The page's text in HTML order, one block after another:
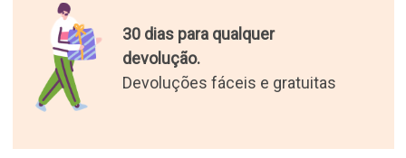
30 dias para qualquer
devolução.
Devoluções fáceis e gratuitas